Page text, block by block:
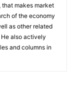
that makes market
of the economy
as other related
also actively
and columns in